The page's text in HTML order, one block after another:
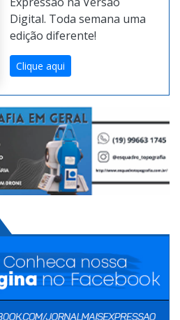
impresso do Mais
Expressão na Versão
Digital. Toda semana uma
edição diferente!
Clique aqui